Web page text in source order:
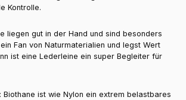
Kontrolle.
liegen gut in der Hand und sind besonders
Fan von Naturmaterialien und legst Wert
ist eine Lederleine ein super Begleiter für
Biothane ist wie Nylon ein extrem belastbares